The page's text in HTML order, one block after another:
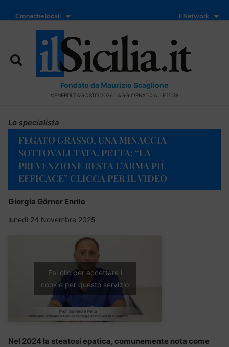
Cronache locali Il Network
Fondato da Maurizio Scaglione
VENERDÌ 7 AGOSTO 2026 - AGGIORNATO ALLE 11:59
Lo specialista
FEGATO GRASSO, UNA MINACCIA
SOTTOVALUTATA. PETTA: “LA
PREVENZIONE RESTA L’ARMA PIÙ
EFFICACE” CLICCA PER IL VIDEO
Giorgia Görner Enrile
lunedì 24 Novembre 2025
Fai clic per accettare i
cookie per questo servizio
Nel 2024 la steatosi epatica, comunemente nota come